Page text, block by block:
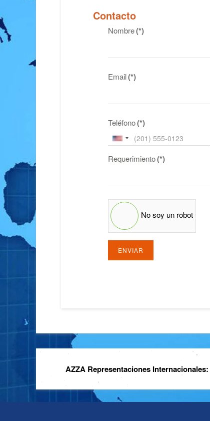
Contacto
Nombre(*)
Email(*)
Teléfono(*)
United
+1
Requerimiento(*)
No soy un robot
ENVIAR
AZZA Representaciones Internacionales: